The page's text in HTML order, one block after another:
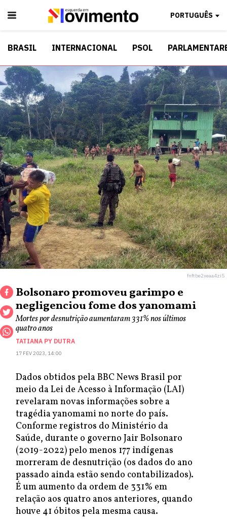
PORTUGUÊS
BRASIL INTERNACIONAL PSOL
fnftbe2xeaa4zi5
Bolsonaro promoveu garimpo e
negligenciou fome dos yanomami
Mortes por desnutrição aumentaram 331% nos últimos
quatro anos
TATIANA PY DUTRA
17 FEV 2023, 14:00
Dados obtidos pela BBC News Brasil por
meio da Lei de Acesso à Informação (LAI)
revelaram novas informações sobre a
tragédia yanomami no norte do país.
Conforme registros do Ministério da
Saúde, durante o governo Jair Bolsonaro
(2019-2022) pelo menos 177 indígenas
morreram de desnutrição (os dados do ano
passado ainda estão sendo contabilizados).
É um aumento da ordem de 331% em
relação aos quatro anos anteriores, quando
houve 41 óbitos pela mesma causa.